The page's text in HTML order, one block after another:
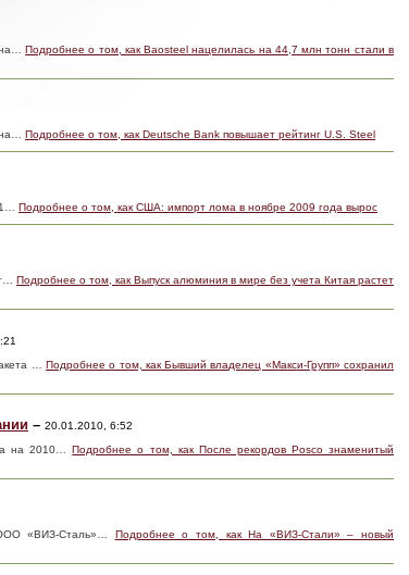
Подробнее о том, как Baosteel нацелилась на 44,7 млн тонн стали в
на… Подробнее о том, как Deutsche Bank повышает рейтинг U.S. Steel
Подробнее о том, как США: импорт лома в ноябре 2009 года вырос
Подробнее о том, как Выпуск алюминия в мире без учета Китая растет
… Подробнее о том, как Бывший владелец «Макси-Групп» сохранил
– 20.01.2010, 6:52
на 2010… Подробнее о том, как После рекордов Posco знаменитый
«ВИЗ-Сталь»…
Подробнее о том, как На «ВИЗ-Стали» – новый